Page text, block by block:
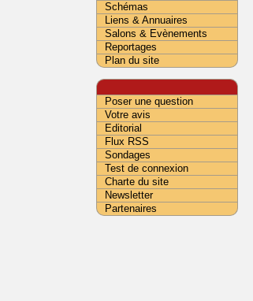
Schémas
Liens & Annuaires
Salons & Evènements
Reportages
Plan du site
Poser une question
Votre avis
Editorial
Flux RSS
Sondages
Test de connexion
Charte du site
Newsletter
Partenaires